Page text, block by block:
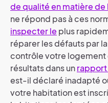
de qualité en matière
ne répond pas à ces
inspecter le plus
réparer les défauts par
contrôle votre logement
résultats dans un
est-il déclaré inadapté
votre habitation est